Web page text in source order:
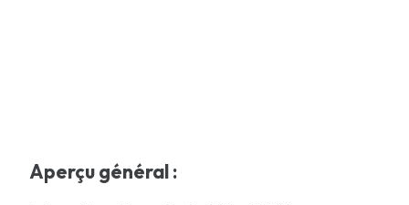
Aperçu général :